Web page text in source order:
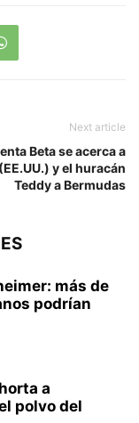
Next article
Beta se acerca a
y el huracán
Teddy a Bermudas
más de
podrían
a
polvo del